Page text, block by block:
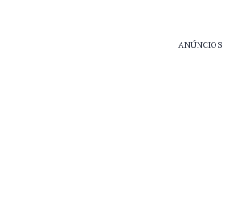
ANÚNCIOS